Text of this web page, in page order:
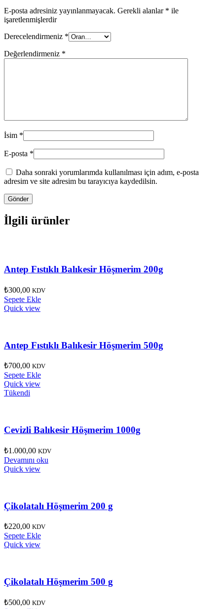
E-posta adresiniz yayınlanmayacak. Gerekli alanlar * ile
işaretlenmişlerdir
Derecelendirmeniz *
Değerlendirmeniz *
İsim *
E-posta *
Daha sonraki yorumlarımda kullanılması için adım, e-posta
adresim ve site adresim bu tarayıcıya kaydedilsin.
İlgili ürünler
Antep Fıstıklı Balıkesir Höşmerim 200g
₺300,00 KDV
Sepete Ekle
Quick view
Antep Fıstıklı Balıkesir Höşmerim 500g
₺700,00 KDV
Sepete Ekle
Quick view
Tükendi
Cevizli Balıkesir Höşmerim 1000g
₺1.000,00 KDV
Devamını oku
Quick view
Çikolatalı Höşmerim 200 g
₺220,00 KDV
Sepete Ekle
Quick view
Çikolatalı Höşmerim 500 g
₺500,00 KDV